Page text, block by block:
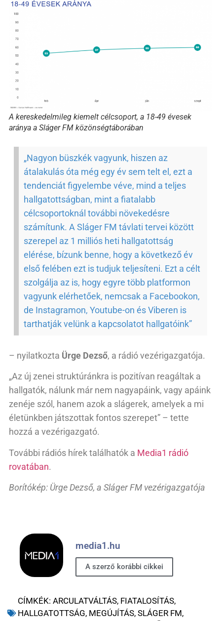
A kereskedelmileg kiemelt célcsoport, a 18-49 évesek
aránya a Sláger FM közönségtáborában
„Nagyon büszkék vagyunk, hiszen az
átalakulás óta még egy év sem telt el, ezt a
tendenciát figyelembe véve, mind a teljes
hallgatottságban, mint a fiatalabb
célcsoportoknál további növekedésre
számítunk. A Sláger FM távlati tervei között
szerepel az 1 milliós heti hallgatottság
elérése, bízunk benne, hogy a következő év
első felében ezt is tudjuk teljesíteni. Ezt a célt
szolgálja az is, hogy egyre több platformon
vagyunk elérhetőek, nemcsak a Facebookon,
de Instagramon, Youtube-on és Viberen is
tarthatják velünk a kapcsolatot hallgatóink”
– nyilatkozta Ürge Dezső, a rádió vezérigazgatója.
„Az új zenei struktúránkra is pozitívan reagáltak a
hallgatók, nálunk már nem nagyapáink, vagy apáink
zenéje szól, hanem azok a slágerek, amelyek a mi
életünkben játszottak fontos szerepet” – tette
hozzá a vezérigazgató.
További rádiós hírek találhatók a Media1 rádió
rovatában.
Borítókép: Ürge Dezső, a Sláger FM vezérigazgatója
media1.hu
A szerző korábbi cikkei
CÍMKÉK: ARCULATVÁLTÁS, FIATALOSÍTÁS,
HALLGATOTTSÁG, MEGÚJÍTÁS, SLÁGER FM,